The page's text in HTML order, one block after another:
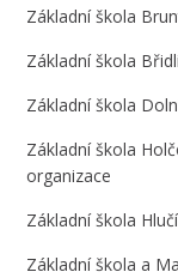
Základní škola
Základní škola
Základní škola
Základní škola
organizace
Základní škola
Základní škola a